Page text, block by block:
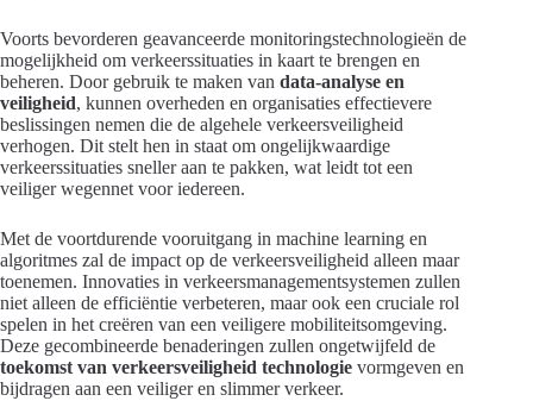
Voorts bevorderen geavanceerde monitoringstechnologieën de
mogelijkheid om verkeerssituaties in kaart te brengen en
beheren. Door gebruik te maken van data-analyse en
veiligheid, kunnen overheden en organisaties effectievere
beslissingen nemen die de algehele verkeersveiligheid
verhogen. Dit stelt hen in staat om ongelijkwaardige
verkeerssituaties sneller aan te pakken, wat leidt tot een
veiliger wegennet voor iedereen.
Met de voortdurende vooruitgang in machine learning en
algoritmes zal de impact op de verkeersveiligheid alleen maar
toenemen. Innovaties in verkeersmanagementsystemen zullen
niet alleen de efficiëntie verbeteren, maar ook een cruciale rol
spelen in het creëren van een veiligere mobiliteitsomgeving.
Deze gecombineerde benaderingen zullen ongetwijfeld de
toekomst van verkeersveiligheid technologie vormgeven en
bijdragen aan een veiliger en slimmer verkeer.